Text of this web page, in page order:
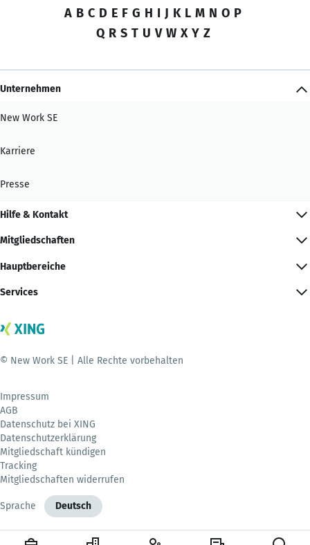
A B C D E F G H I J K L M N O P
Q R S T U V W X Y Z
Unternehmen
New Work SE
Karriere
Presse
Hilfe & Kontakt
Mitgliedschaften
Hauptbereiche
Services
© New Work SE | Alle Rechte vorbehalten
Impressum
AGB
Datenschutz bei XING
Datenschutzerklärung
Mitgliedschaft kündigen
Tracking
Mitgliedschaften widerrufen
Sprache Deutsch